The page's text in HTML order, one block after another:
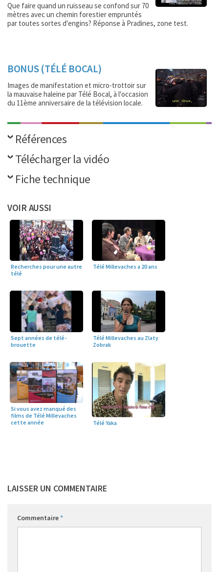
Que faire quand un ruisseau se confond sur 70
mètres avec un chemin forestier empruntés
par toutes sortes d'engins? Réponse à Pradines, zone test.
BONUS (TÉLÉ BOCAL)
Images de manifestation et micro-trottoir sur
la mauvaise haleine par Télé Bocal, à l'occasion
du 11ème anniversaire de la télévision locale.
Références
Télécharger la vidéo
Fiche technique
VOIR AUSSI
Recherches pour une autre
télé
Télé Millevaches a 20 ans
Sept années de télé-
brouette
Télé Millevaches au Zlaty
Zobrak
Si vous avez manqué des
films de Télé Millevaches
cette année
Télé Yaka
LAISSER UN COMMENTAIRE
Commentaire*